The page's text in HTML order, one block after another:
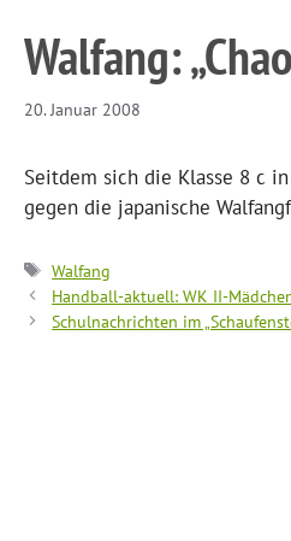
Walfang:
20. Januar 2008
Seitdem sich die Klasse 8 c
gegen die japanische
Schlagwörter
Walfang
Handball-aktuell: WK II-
Schulnachrichten im